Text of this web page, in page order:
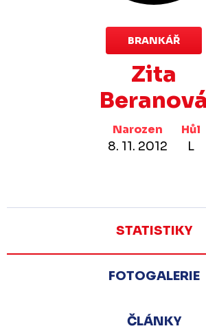
BRANKÁŘ
Zita
Beranová
Narozen
8. 11. 2012
Hůl
L
STATISTIKY
FOTOGALERIE
ČLÁNKY